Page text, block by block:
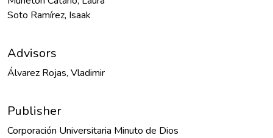
Soto Ramírez, Isaak
Advisors
Álvarez Rojas, Vladimir
Publisher
Corporación Universitaria Minuto de Dios